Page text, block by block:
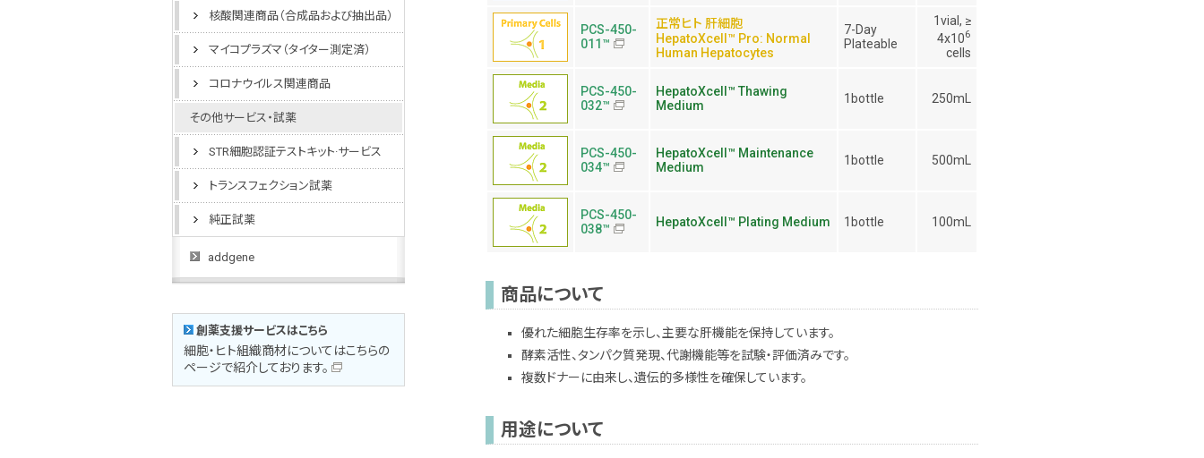
核酸関連商品（合成品および抽出品）
マイコプラズマ（タイター測定済）
コロナウイルス関連商品
その他サービス・試薬
STR細胞認証テストキット·サービス
トランスフェクション試薬
純正試薬
addgene
創薬支援サービスはこちら
細胞・ヒト組織商材についてはこちらの
ページで紹介しております。
PCS-450-
011™
正常ヒト 肝細胞
HepatoXcell™ Pro: Normal
Human Hepatocytes
7-Day
Plateable
1vial, ≥
4x106
cells
PCS-450-
032™
HepatoXcell™ Thawing
Medium
1bottle 250mL
PCS-450-
034™
HepatoXcell™ Maintenance
Medium
1bottle 500mL
PCS-450-
038™
HepatoXcell™ Plating Medium 1bottle 100mL
商品について
優れた細胞生存率を示し、主要な肝機能を保持しています。
酵素活性、タンパク質発現、代謝機能等を試験・評価済みです。
複数ドナーに由来し、遺伝的多様性を確保しています。
用途について